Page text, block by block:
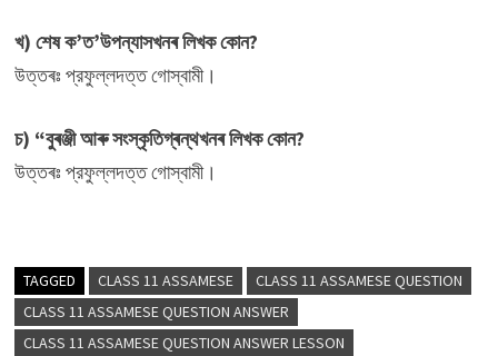
খ) শেষ ক’ত’উপন্যাসখনৰ লিখক কোন?
উত্তৰঃ প্রফুল্লদত্ত গােস্বামী।
চ) “বুৰঞ্জী আৰু সংস্কৃতিগ্ৰন্থখনৰ লিখক কোন?
উত্তৰঃ প্রফুল্লদত্ত গােস্বামী।
TAGGED CLASS 11 ASSAMESE
CLASS 11 ASSAMESE QUESTION
CLASS 11 ASSAMESE QUESTION ANSWER
CLASS 11 ASSAMESE QUESTION ANSWER LESSON